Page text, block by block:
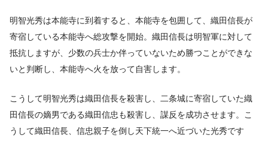
明智光秀は本能寺に到着すると、本能寺を包囲して、織田信長が
寄宿している本能寺へ総攻撃を開始。織田信長は明智軍に対して
抵抗しますが、少数の兵士か伴っていないため勝つことができな
いと判断し、本能寺へ火を放って自害します。
こうして明智光秀は織田信長を殺害し、二条城に寄宿していた織
田信長の嫡男である織田信忠も殺害し、謀反を成功させます。こ
うして織田信長、信忠親子を倒し天下統一へ近づいた光秀です